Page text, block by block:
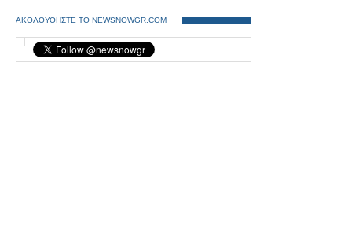
ΑΚΟΛΟΥΘΗΣΤΕ ΤΟ NEWSNOWGR.COM